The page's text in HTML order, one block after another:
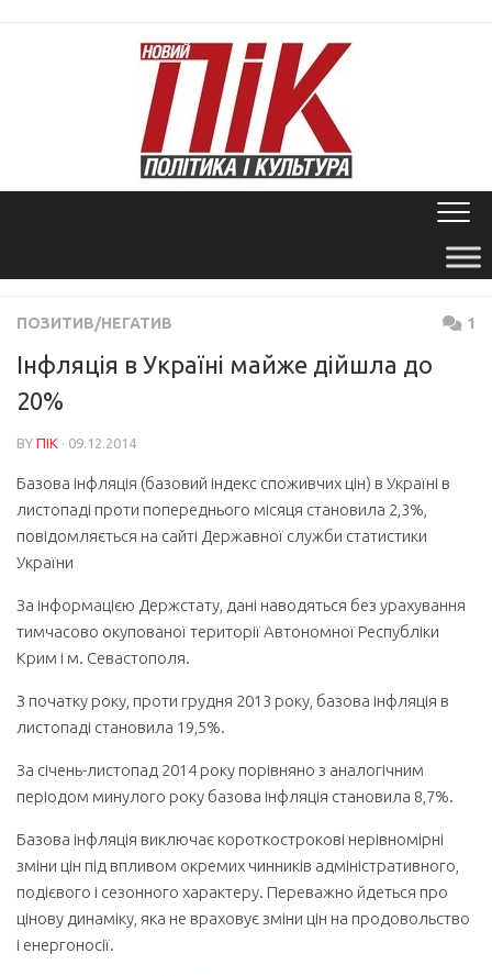
ПОЗИТИВ/НЕГАТИВ 1
Інфляція в Україні майже дійшла до
20%
BY ПІК · 09.12.2014
Базова інфляція (базовий індекс споживчих цін) в Україні в
листопаді проти попереднього місяця становила 2,3%,
повідомляється на сайті Державної служби статистики
України
За інформацією Держстату, дані наводяться без урахування
тимчасово окупованої території Автономної Республіки
Крим і м. Севастополя.
З початку року, проти грудня 2013 року, базова інфляція в
листопаді становила 19,5%.
За січень-листопад 2014 року порівняно з аналогічним
періодом минулого року базова інфляція становила 8,7%.
Базова інфляція виключає короткострокові нерівномірні
зміни цін під впливом окремих чинників адміністративного,
подієвого і сезонного характеру. Переважно йдеться про
цінову динаміку, яка не враховує зміни цін на продовольство
і енергоносії.